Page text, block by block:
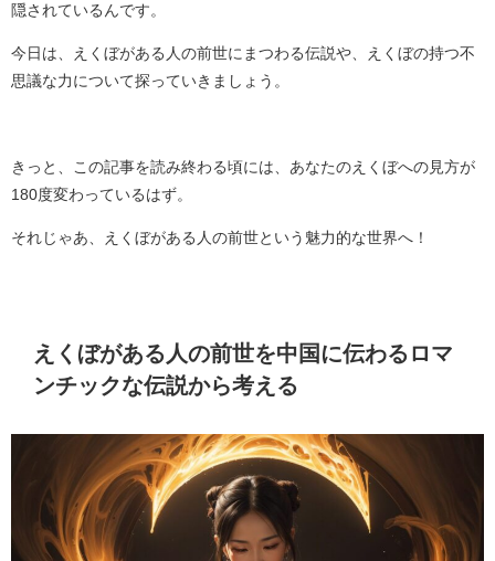
隠されているんです。
今日は、えくぼがある人の前世にまつわる伝説や、えくぼの持つ不
思議な力について探っていきましょう。
きっと、この記事を読み終わる頃には、あなたのえくぼへの見方が
180度変わっているはず。
それじゃあ、えくぼがある人の前世という魅力的な世界へ！
えくぼがある人の前世を中国に伝わるロマ
ンチックな伝説から考える